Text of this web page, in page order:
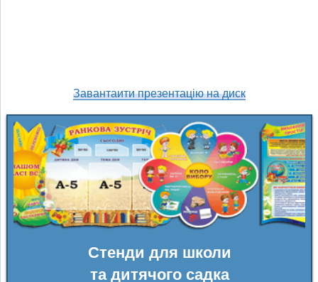
Завантаити презентацію на диск
Стенди для школи
та дитячого садка